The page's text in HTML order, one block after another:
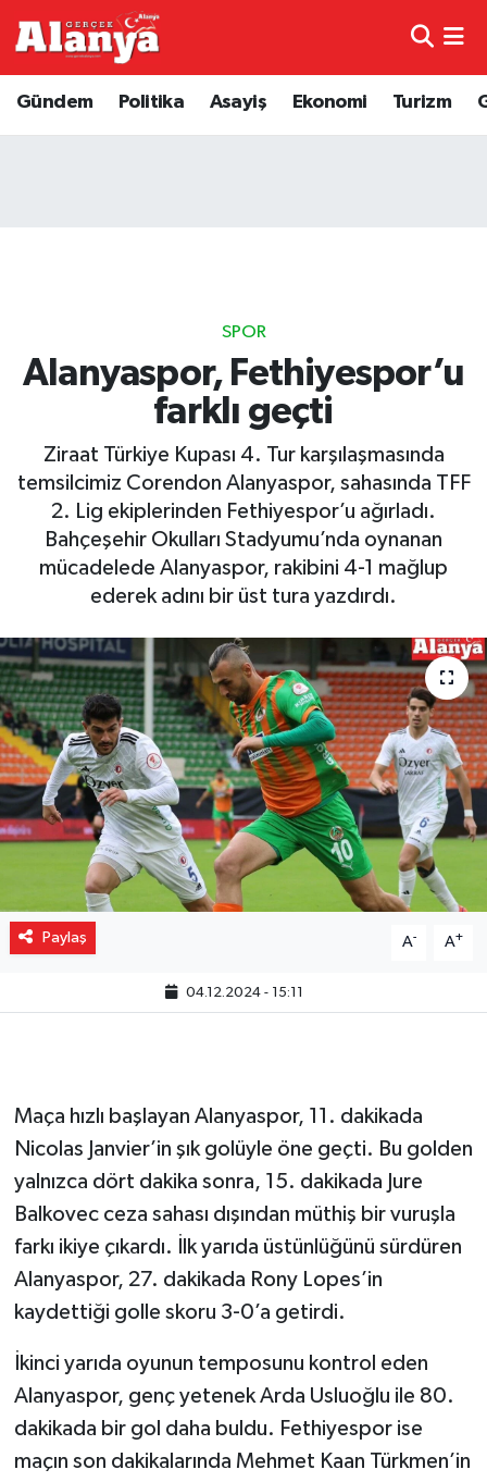
Gündem Politika Asayiş Ekonomi Turizm
SPOR
Alanyaspor, Fethiyespor’u
farklı geçti
Ziraat Türkiye Kupası 4. Tur karşılaşmasında
temsilcimiz Corendon Alanyaspor, sahasında TFF
2. Lig ekiplerinden Fethiyespor’u ağırladı.
Bahçeşehir Okulları Stadyumu’nda oynanan
mücadelede Alanyaspor, rakibini 4-1 mağlup
ederek adını bir üst tura yazdırdı.
Paylaş A- A+
04.12.2024 - 15:11
Maça hızlı başlayan Alanyaspor, 11. dakikada
Nicolas Janvier’in şık golüyle öne geçti. Bu golden
yalnızca dört dakika sonra, 15. dakikada Jure
Balkovec ceza sahası dışından müthiş bir vuruşla
farkı ikiye çıkardı. İlk yarıda üstünlüğünü sürdüren
Alanyaspor, 27. dakikada Rony Lopes’in
kaydettiği golle skoru 3-0’a getirdi.
İkinci yarıda oyunun temposunu kontrol eden
Alanyaspor, genç yetenek Arda Usluoğlu ile 80.
dakikada bir gol daha buldu. Fethiyespor ise
maçın son dakikalarında Mehmet Kaan Türkmen’in
Genel
Ekonomi
Gizlilik İlkeleri - Privacy Policy
Gündem
Politika
Spor
Turizm
Trafik Durumu